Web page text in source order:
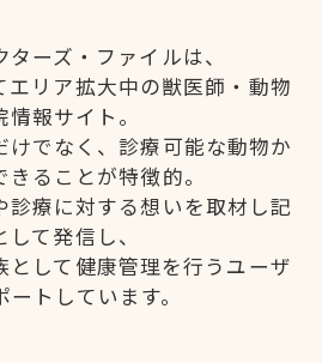
ーズ・ファイルは、
エリア拡大中の獣医師・動物
情報サイト。
けでなく、診療可能な動物か
きることが特徴的。
診療に対する想いを取材し記
して発信し、
として健康管理を行うユーザ
ートしています。